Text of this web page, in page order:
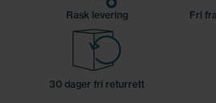
Rask levering Fri
30 dager fri returrett